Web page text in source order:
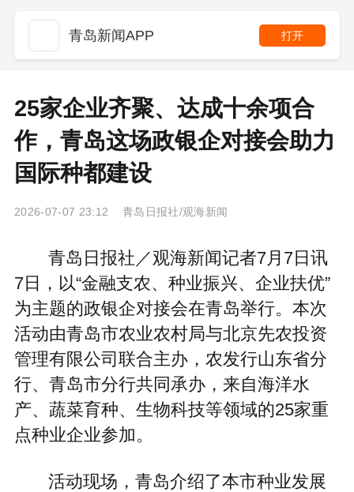
青岛新闻APP 打开
25家企业齐聚、达成十余项合
作，青岛这场政银企对接会助力
国际种都建设
2026-07-07 23:12 青岛日报社/观海新闻
青岛日报社／观海新闻记者7月7日讯
7日，以“金融支农、种业振兴、企业扶优”
为主题的政银企对接会在青岛举行。本次
活动由青岛市农业农村局与北京先农投资
管理有限公司联合主办，农发行山东省分
行、青岛市分行共同承办，来自海洋水
产、蔬菜育种、生物科技等领域的25家重
点种业企业参加。
活动现场，青岛介绍了本市种业发展